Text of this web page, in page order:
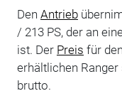
Den Antrieb
/ 213 PS, der an
ist. Der Preis für
erhältlichen
brutto.